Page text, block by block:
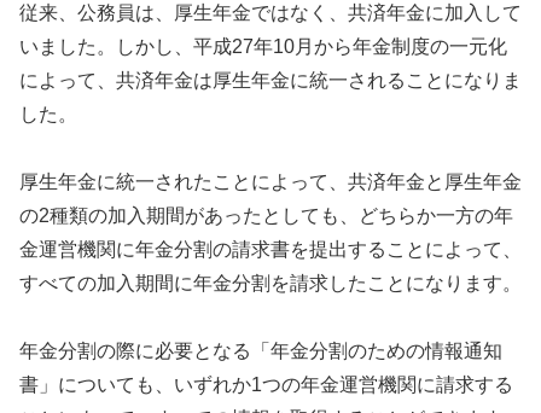
従来、公務員は、厚生年金ではなく、共済年金に加入して
いました。しかし、平成27年10月から年金制度の一元化
によって、共済年金は厚生年金に統一されることになりま
した。
厚生年金に統一されたことによって、共済年金と厚生年金
の2種類の加入期間があったとしても、どちらか一方の年
金運営機関に年金分割の請求書を提出することによって、
すべての加入期間に年金分割を請求したことになります。
年金分割の際に必要となる「年金分割のための情報通知
書」についても、いずれか1つの年金運営機関に請求する